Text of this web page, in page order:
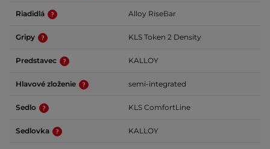
Riadidlá Alloy RiseBar
Gripy KLS Token 2 Density
Predstavec KALLOY
Hlavové zloženie semi-integrated
Sedlo KLS ComfortLine
Sedlovka KALLOY